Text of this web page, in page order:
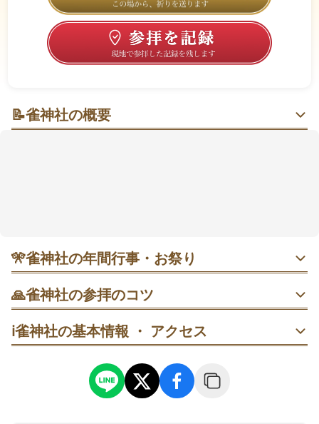
📝雀神社の概要
本。春の磐戸（いわと）神楽や夏の獅子舞の頃は、い
つもと違う華やぎも。新しい御朱印帳の頒布が話題に
なったこともあり、記念の一冊を探す楽しみもありま
す🍃
🎌雀神社の年間行事・お祭り
・ 1月1日 元旦祭｜新年の幸福と家内安全を祈る行事。早朝
は冷え込むため防寒を。神事直後を避けると流れがスムー
ズです。
比較的動きやすく、終盤は混み合うこともあります。
🙏雀神社の参拝のコツ
1. 入口の大鳥居をくぐったら、手水舎で手と口を清めてか
ら本殿へ向かいましょう。流れを守ると気持ちが整いま
す。
2. 本殿では正面で姿勢を正し、二拝二拍手一拝で祈りを捧
げます。終えたら静かに一礼を。
ℹ️雀神社の基本情報 ・ アクセス